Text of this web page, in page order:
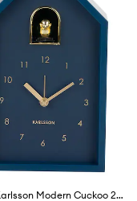
Budík Karlsson Modern Cuckoo 20 cm